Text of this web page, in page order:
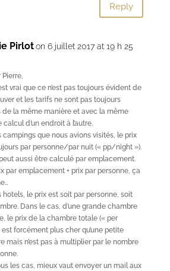
Reply
Pirlot on 6 juillet 2017 at 19 h 25
Pierre,
vrai que ce n’est pas toujours évident de
et les tarifs ne sont pas toujours
de la même manière et avec la même
calcul d’un endroit à l’autre.
campings que nous avions visités, le prix
par personne/par nuit (« pp/night »).
aussi être calculé par emplacement.
par emplacement + prix par personne, ça
hotels, le prix est soit par personne, soit
Dans le cas, d’une grande chambre
le prix de la chambre totale (« per
est forcément plus cher qu’une petite
mais n’est pas à multiplier par le nombre
les cas, mieux vaut envoyer un mail aux